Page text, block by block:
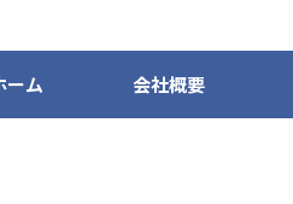
ーム 会社概要